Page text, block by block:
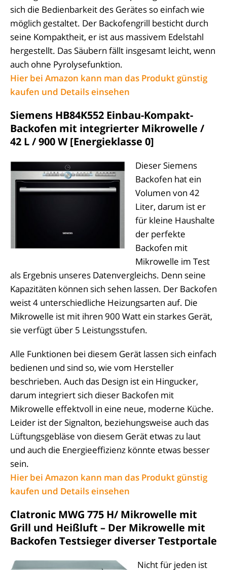
sich die Bedienbarkeit des Gerätes so einfach wie
möglich gestaltet. Der Backofengrill besticht durch
seine Kompaktheit, er ist aus massivem Edelstahl
hergestellt. Das Säubern fällt insgesamt leicht, wenn
auch ohne Pyrolysefunktion.
Hier bei Amazon kann man das Produkt günstig
kaufen und Details einsehen
Siemens HB84K552 Einbau-Kompakt-
Backofen mit integrierter Mikrowelle /
42 L / 900 W [Energieklasse 0]
Dieser Siemens
Backofen hat ein
Volumen von 42
Liter, darum ist er
für kleine Haushalte
der perfekte
Backofen mit
Mikrowelle im Test
als Ergebnis unseres Datenvergleichs. Denn seine
Kapazitäten können sich sehen lassen. Der Backofen
weist 4 unterschiedliche Heizungsarten auf. Die
Mikrowelle ist mit ihren 900 Watt ein starkes Gerät,
sie verfügt über 5 Leistungsstufen.
Alle Funktionen bei diesem Gerät lassen sich einfach
bedienen und sind so, wie vom Hersteller
beschrieben. Auch das Design ist ein Hingucker,
darum integriert sich dieser Backofen mit
Mikrowelle effektvoll in eine neue, moderne Küche.
Leider ist der Signalton, beziehungsweise auch das
Lüftungsgebläse von diesem Gerät etwas zu laut
und auch die Energieeffizienz könnte etwas besser
sein.
Hier bei Amazon kann man das Produkt günstig
kaufen und Details einsehen
Clatronic MWG 775 H/ Mikrowelle mit
Grill und Heißluft – Der Mikrowelle mit
Backofen Testsieger diverser Testportale
Nicht für jeden ist